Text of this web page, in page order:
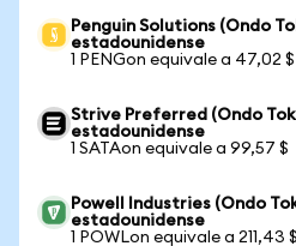
Penguin Solutions (Ondo
estadounidense
1 PENGon equivale a 47,02 $
Strive Preferred (Ondo
estadounidense
1 SATAon equivale a 99,57 $
Powell Industries (Ondo
estadounidense
1 POWLon equivale a 211,43 $